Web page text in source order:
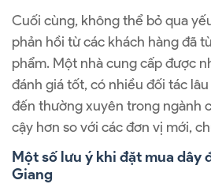
Cuối cùng, không thể bỏ qua
phản hồi từ các khách hàng đã
phẩm. Một nhà cung cấp được
đánh giá tốt, có nhiều đối tác
đến thường xuyên trong ngành
cậy hơn so với các đơn vị mới,
Một số lưu ý khi đặt mua dây
Giang